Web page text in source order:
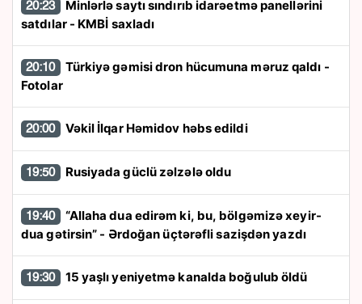
20:23
satdılar - KMBİ saxladı
20:10
Fotolar
20:00 Vəkil İlqar Həmidov həbs edildi
19:50 Rusiyada güclü zəlzələ oldu
19:40
dua gətirsin” - Ərdoğan üçtərəfli sazişdən yazdı
19:30 15 yaşlı yeniyetmə kanalda boğulub öldü